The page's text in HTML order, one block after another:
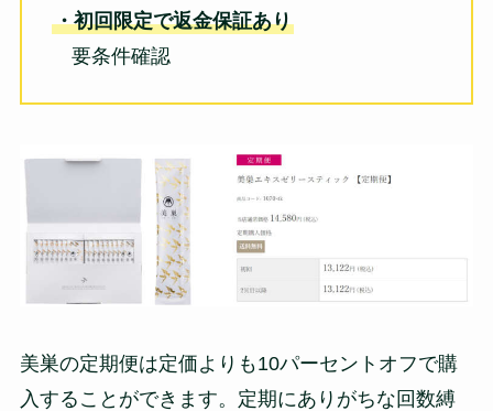
・初回限定で返金保証あり
要条件確認
美巣の定期便は定価よりも10パーセントオフで購
入することができます。定期にありがちな回数縛